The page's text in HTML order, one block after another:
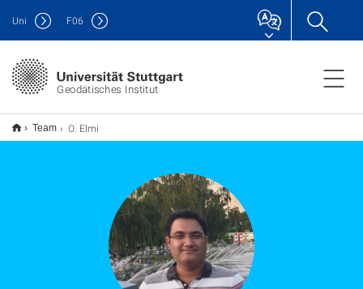
Geodätisches Institut
Uni F06
Team O. Elmi